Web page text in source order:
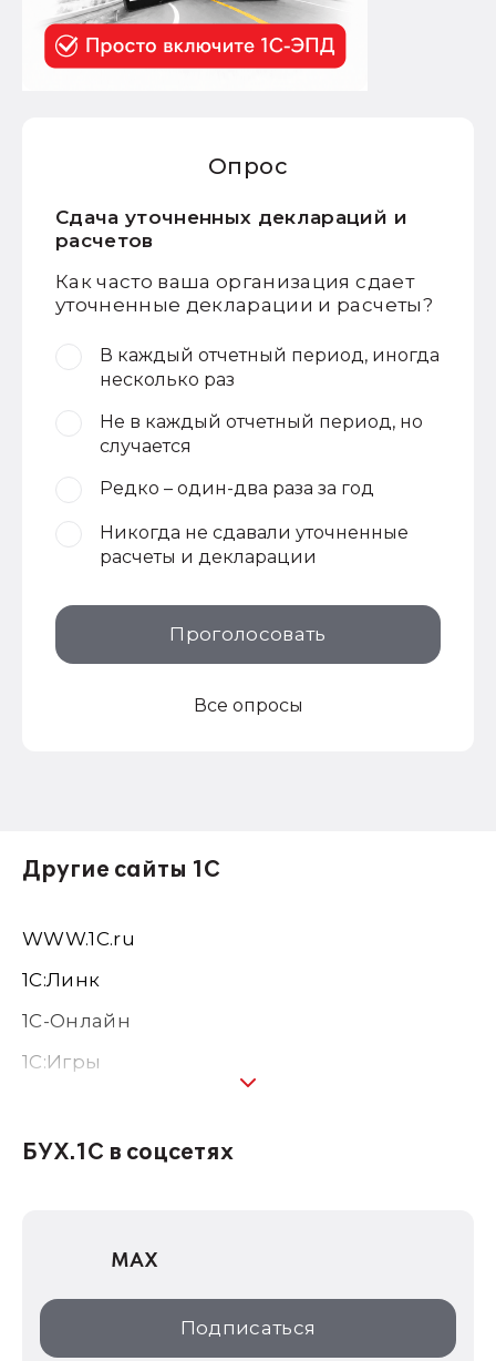
Опрос
Сдача уточненных деклараций и
расчетов
Как часто ваша организация сдает
уточненные декларации и расчеты?
В каждый отчетный период, иногда
несколько раз
Не в каждый отчетный период, но
случается
Редко – один-два раза за год
Никогда не сдавали уточненные
расчеты и декларации
Проголосовать
Все опросы
Другие сайты 1С
WWW.1С.ru
1С:Линк
1С-Онлайн
1C:Игры
1С:Консалтинг
1С:Дистрибьюция
1С:Образование
ИТС.1C.ru
БУХ.1С в соцсетях
MAX
Подписаться